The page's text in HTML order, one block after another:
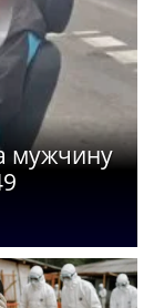
мужчину